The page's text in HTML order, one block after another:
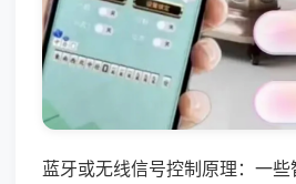
蓝牙或无线信号控制原理：一